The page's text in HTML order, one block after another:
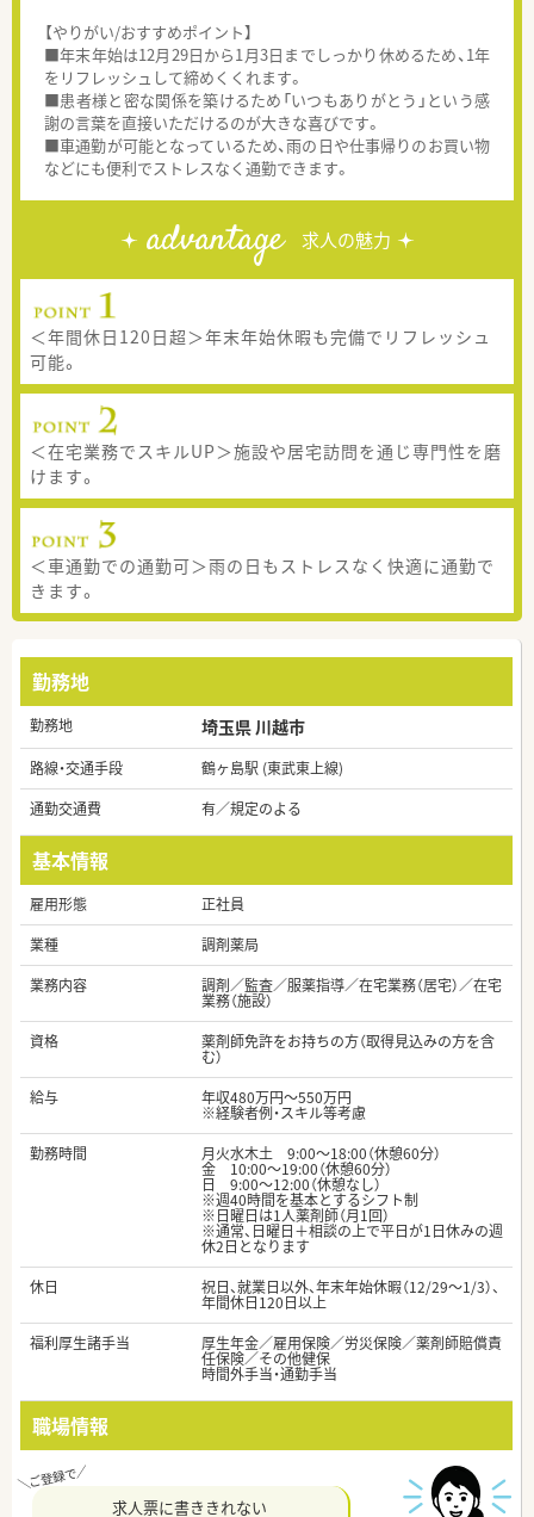
【やりがい/おすすめポイント】
■年末年始は12月29日から1月3日までしっかり休めるため、1年
をリフレッシュして締めくくれます。
■患者様と密な関係を築けるため「いつもありがとう」という感
謝の言葉を直接いただけるのが大きな喜びです。
■車通勤が可能となっているため、雨の日や仕事帰りのお買い物
などにも便利でストレスなく通勤できます。
advantage 求人の魅力
＜年間休日120日超＞年末年始休暇も完備でリフレッシュ
可能。
＜在宅業務でスキルUP＞施設や居宅訪問を通じ専門性を磨
けます。
＜車通勤での通勤可＞雨の日もストレスなく快適に通勤で
きます。
勤務地
勤務地 埼玉県 川越市
路線・交通手段
鶴ヶ島駅 (東武東上線)
通勤交通費
有／規定のよる
基本情報
雇用形態
正社員
業種
調剤薬局
業務内容
調剤／監査／服薬指導／在宅業務（居宅）／在宅
業務（施設）
資格
薬剤師免許をお持ちの方（取得見込みの方を含
む）
給与
年収480万円～550万円
※経験者例・スキル等考慮
勤務時間
月火水木土 9:00～18:00（休憩60分）
金 10:00～19:00（休憩60分）
日 9:00～12:00（休憩なし）
※週40時間を基本とするシフト制
※日曜日は1人薬剤師（月1回）
※通常、日曜日＋相談の上で平日が1日休みの週
休2日となります
休日
祝日、就業日以外、年末年始休暇（12/29～1/3）、
年間休日120日以上
福利厚生諸手当
厚生年金／雇用保険／労災保険／薬剤師賠償責
任保険／その他健保
時間外手当・通勤手当
職場情報
求人票に書ききれない